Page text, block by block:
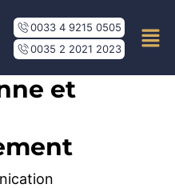
0033 4 9215 0505
0035 2 2021 2023
et